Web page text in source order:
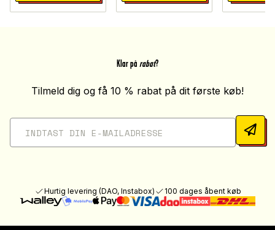
Klar på rabat?
Tilmeld dig og få 10 % rabat på dit første køb!
Hurtig levering (DAO, Instabox) 100 dages åbent køb